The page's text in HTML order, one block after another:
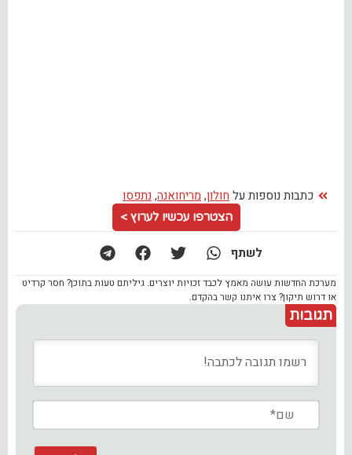
כתבות נוספות על חולון, מריחואנה, נתפסו
הצטרפו עכשיו לערוץ >
לשתף
מערכת החדשות עושה מאמץ לכבד זכויות יוצרים. גיליתם טעות בתוכן? חסר קרדיט
או דרוש תיקון? צרו איתנו קשר בהקדם.
תגובות